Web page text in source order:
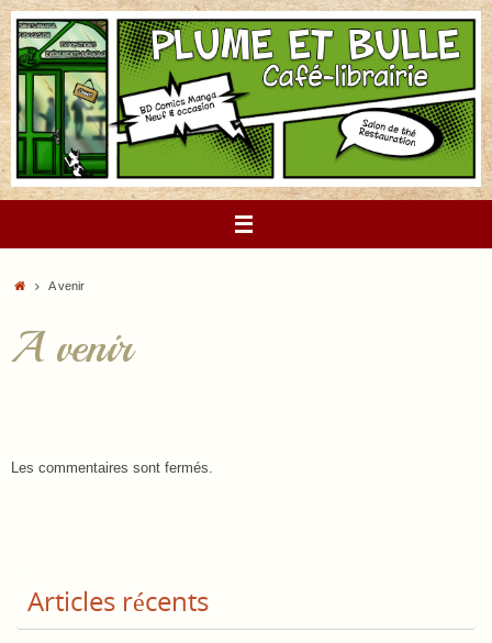
Passer
au
contenu
AccueilA venir
A venir
Les commentaires sont fermés.
Articles récents